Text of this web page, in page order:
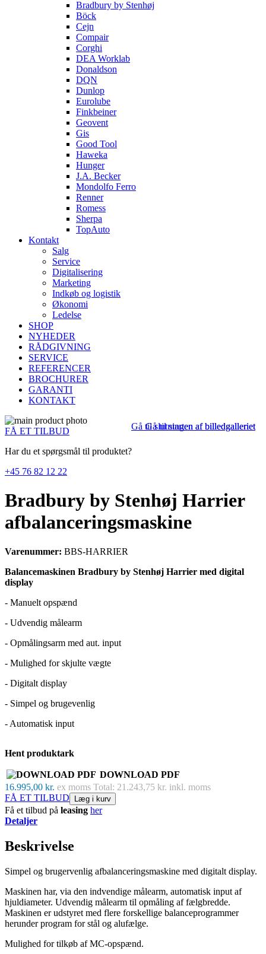
Bradbury by Stenhøj
Böck
Cejn
Compair
Corghi
DEA Worklab
Donaldson
DQN
Dunlop
Eurolube
Finkbeiner
Geovent
Gis
Good Tool
Haweka
Hunger
J.A. Becker
Mondolfo Ferro
Renner
Romess
Sherpa
TopAuto
Kontakt
Salg
Service
Digitalisering
Marketing
Indkøb og logistik
Økonomi
Ledelse
SHOP
NYHEDER
RÅDGIVNING
SERVICE
REFERENCER
BROCHURER
GARANTI
KONTAKT
Gå til slutningen af billedgalleriet
FÅ ET TILBUD
Har du et spørgsmål til produktet?
+45 76 82 12 22
Gå til starten af billedgalleriet
Bradbury by Stenhøj Harrier
afbalanceringsmaskine
Varenummer: BBS-HARRIER
Balancemaskinen Bradbury by Stenhøj Harrier med digital
display
- Manuelt opspænd
- Udvendig målearm
- Opmålingsarm med aut. input
- Mulighed for skjulte vægte
- Digitalt display
- Simpel og brugevenlig
- Automatisk input
Hent produktark
DOWNLOAD PDF
16.995,00 kr. ex moms Total: 21.243,75 kr. inkl. moms
FÅ ET TILBUD
Læg i kurv
Få et tilbud på leasing her
Detaljer
Beskrivelse
Simpel og brugervenlig afbalanceringsmaskine med digitalt display.
Maskinen har, via den indvendige målearm, automatisk input af
hjuldiameter. Udvendig målearm til opmåling af fælgbredde.
Maskinen er udstyret med flere forskellige balanceprogrammer
herunder program for stål og alufælge.
Mulighed for tilkøb af MC-opspænd.